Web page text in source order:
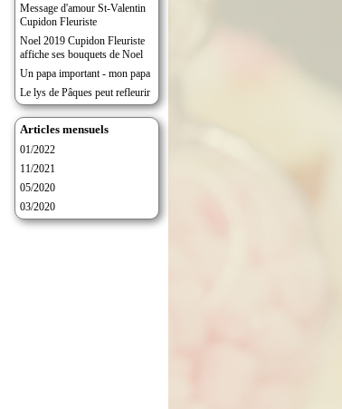
Message d'amour St-Valentin
Cupidon Fleuriste
Noel 2019 Cupidon Fleuriste
affiche ses bouquets de Noel
Un papa important - mon papa
Le lys de Pâques peut refleurir
Articles mensuels
01/2022
11/2021
05/2020
03/2020